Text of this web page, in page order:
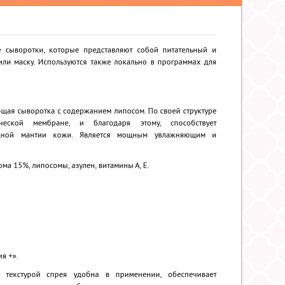
которые представляют собой питательный и
маску. Используются также локально в программах для
сыворотка с содержанием липосом. По своей структуре
мембране, и благодаря этому, способствует
мантии кожи. Является мощным увлажняющим и
15%, липосомы, азулен, витамины А, Е.
+».
спрея удобна в применении, обеспечивает